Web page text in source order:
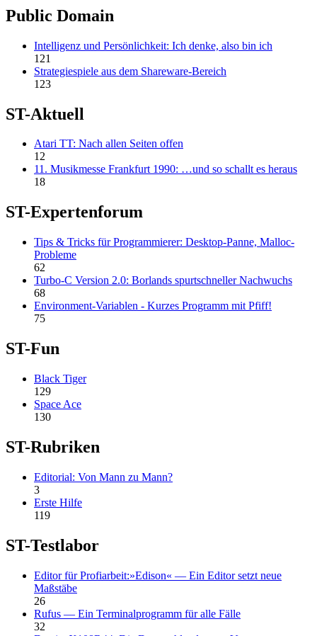
Public Domain
Intelligenz und Persönlichkeit: Ich denke, also bin ich
121
Strategiespiele aus dem Shareware-Bereich
123
ST-Aktuell
Atari TT: Nach allen Seiten offen
12
11. Musikmesse Frankfurt 1990: …und so schallt es heraus
18
ST-Expertenforum
Tips & Tricks für Programmierer: Desktop-Panne, Malloc-
Probleme
62
Turbo-C Version 2.0: Borlands spurtschneller Nachwuchs
68
Environment-Variablen - Kurzes Programm mit Pfiff!
75
ST-Fun
Black Tiger
129
Space Ace
130
ST-Rubriken
Editorial: Von Mann zu Mann?
3
Erste Hilfe
119
ST-Testlabor
Editor für Profiarbeit:»Edison« — Ein Editor setzt neue
Maßstäbe
26
Rufus — Ein Terminalprogramm für alle Fälle
32